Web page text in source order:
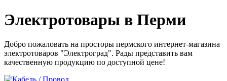
Электротовары в Перми
Добро пожаловать на просторы пермского интернет-магазина
электротоваров "Электроград". Рады представить вам
качественную продукцию по доступной цене!